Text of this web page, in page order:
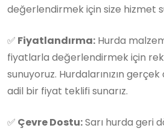
değerlendirmek için size hizmet
✅ Fiyatlandırma: Hurda
fiyatlarla değerlendirmek için
sunuyoruz. Hurdalarınızın
adil bir fiyat teklifi sunarız.
✅ Çevre Dostu:Sarı hurda geri